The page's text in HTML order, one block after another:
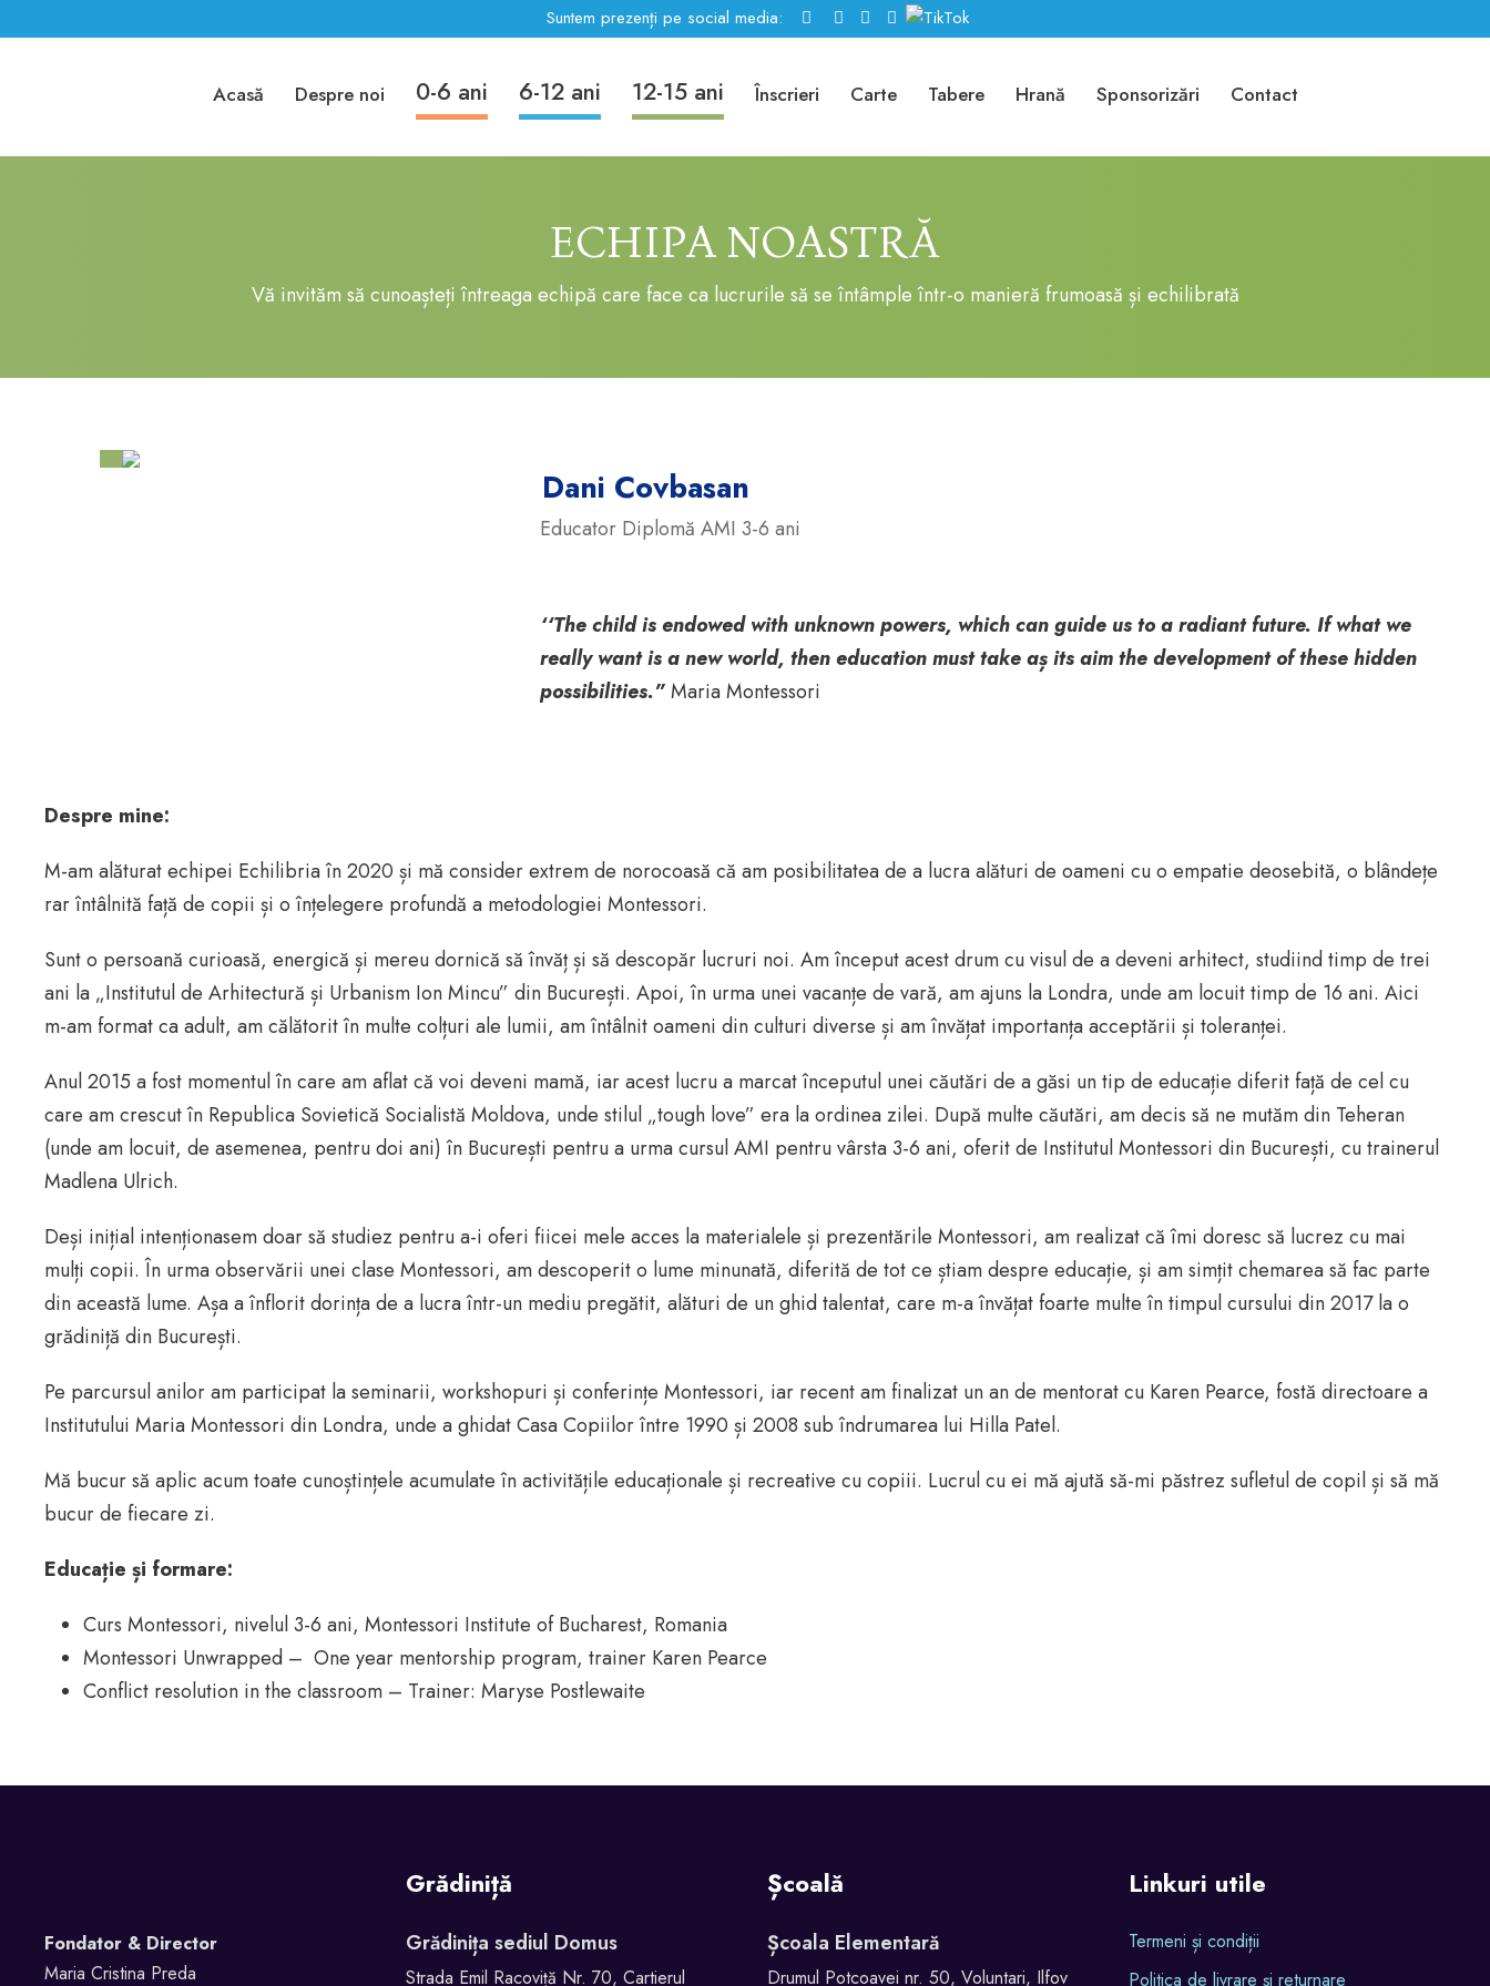
Suntem prezenți pe social media:
Acasă Despre noi 0-6 ani 6-12 ani 12-15 ani Înscrieri Carte Tabere Hrană Sponsorizări Contact
ECHIPA NOASTRĂ
Vă invităm să cunoașteți întreaga echipă care face ca lucrurile să se întâmple într-o manieră frumoasă și echilibrată
Dani Covbasan
Educator Diplomă AMI 3-6 ani
‘‘The child is endowed with unknown powers, which can guide us to a radiant future. If what we
really want is a new world, then education must take aș its aim the development of these hidden
possibilities.”Maria Montessori
Despre mine:
M-am alăturat echipei Echilibria în 2020 și mă consider extrem de norocoasă că am posibilitatea de a lucra alături de oameni cu o empatie deosebită, o blândețe
rar întâlnită față de copii și o înțelegere profundă a metodologiei Montessori.
Sunt o persoană curioasă, energică și mereu dornică să învăț și să descopăr lucruri noi. Am început acest drum cu visul de a deveni arhitect, studiind timp de trei
ani la „Institutul de Arhitectură și Urbanism Ion Mincu” din București. Apoi, în urma unei vacanțe de vară, am ajuns la Londra, unde am locuit timp de 16 ani. Aici
m-am format ca adult, am călătorit în multe colțuri ale lumii, am întâlnit oameni din culturi diverse și am învățat importanța acceptării și toleranței.
Anul 2015 a fost momentul în care am aflat că voi deveni mamă, iar acest lucru a marcat începutul unei căutări de a găsi un tip de educație diferit față de cel cu
care am crescut în Republica Sovietică Socialistă Moldova, unde stilul „tough love” era la ordinea zilei. După multe căutări, am decis să ne mutăm din Teheran
(unde am locuit, de asemenea, pentru doi ani) în București pentru a urma cursul AMI pentru vârsta 3-6 ani, oferit de Institutul Montessori din București, cu trainerul
Madlena Ulrich.
Deși inițial intenționasem doar să studiez pentru a-i oferi fiicei mele acces la materialele și prezentările Montessori, am realizat că îmi doresc să lucrez cu mai
mulți copii. În urma observării unei clase Montessori, am descoperit o lume minunată, diferită de tot ce știam despre educație, și am simțit chemarea să fac parte
din această lume. Așa a înflorit dorința de a lucra într-un mediu pregătit, alături de un ghid talentat, care m-a învățat foarte multe în timpul cursului din 2017 la o
grădiniță din București.
Pe parcursul anilor am participat la seminarii, workshopuri și conferințe Montessori, iar recent am finalizat un an de mentorat cu Karen Pearce, fostă directoare a
Institutului Maria Montessori din Londra, unde a ghidat Casa Copiilor între 1990 și 2008 sub îndrumarea lui Hilla Patel.
Mă bucur să aplic acum toate cunoștințele acumulate în activitățile educaționale și recreative cu copiii. Lucrul cu ei mă ajută să-mi păstrez sufletul de copil și să mă
bucur de fiecare zi.
Educație și formare:
Curs Montessori, nivelul 3-6 ani, Montessori Institute of Bucharest, Romania
Montessori Unwrapped – One year mentorship program, trainer Karen Pearce
Conflict resolution in the classroom – Trainer: Maryse Postlewaite
Fondator & Director
Maria Cristina Preda
Grădiniță
Grădinița sediul Domus
Strada Emil Racoviță Nr. 70, Cartierul
Școală
Școala Elementară
Drumul Potcoavei nr. 50, Voluntari, Ilfov
Linkuri utile
Termeni și condiții
Politica de livrare și returnare